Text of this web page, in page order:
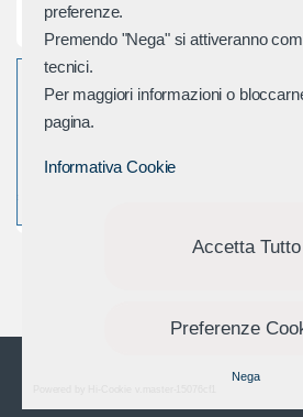
M
Assistenza e Contatti
Domande? Chiamaci
preferenze.
Premendo "Nega" si attiveranno
tecnici.
Per maggiori informazioni o
pagina.
Informativa Cookie
Accetta Tutto
Preferenze
Nega